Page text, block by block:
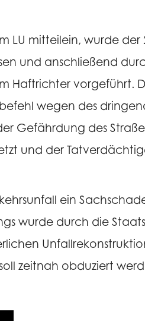
LU mitteilein, wurde der
und anschließend
Haftrichter vorgeführt.
wegen des
Gefährdung des
und der
ein
wurde durch die
zeitnah obduziert